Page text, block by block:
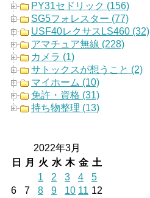
PY31セドリック (156)
SG5フォレスター (77)
USF40レクサスLS460 (32)
アマチュア無線 (228)
カメラ (1)
サトックスが想うこと (2)
マイホーム (10)
免許・資格 (31)
持ち物整理 (13)
2022年3月
日
月 火 水 木 金 土
1
2 3 4
5
6
7 8 9 10 11 12